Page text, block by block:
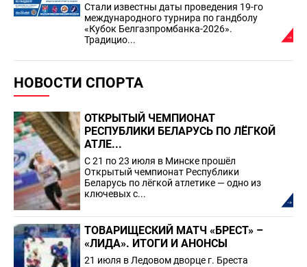
Стали известны даты проведения 19-го
международного турнира по гандболу
«Кубок Белгазпромбанка-2026».
Традицио...
НОВОСТИ СПОРТА
ОТКРЫТЫЙ ЧЕМПИОНАТ
РЕСПУБЛИКИ БЕЛАРУСЬ ПО ЛЁГКОЙ
АТЛЕ...
С 21 по 23 июля в Минске прошёл
Открытый чемпионат Республики
Беларусь по лёгкой атлетике — одно из
ключевых с...
ТОВАРИЩЕСКИЙ МАТЧ «БРЕСТ» –
«ЛИДА». ИТОГИ И АНОНСЫ
21 июля в Ледовом дворце г. Бреста